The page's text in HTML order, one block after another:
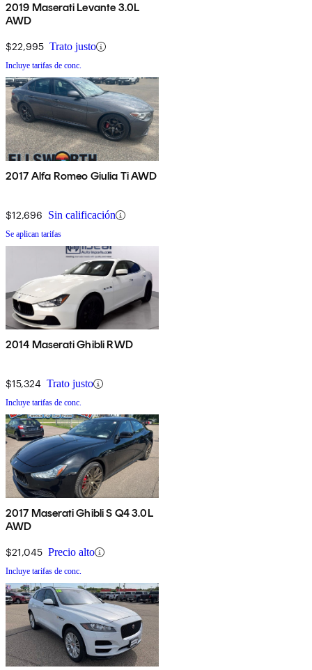
2019 Maserati Levante 3.0L
AWD
$22,995 Trato justo
Incluye tarifas de conc.
2017 Alfa Romeo Giulia Ti AWD
$12,696 Sin calificación
Se aplican tarifas
2014 Maserati Ghibli RWD
$15,324 Trato justo
Incluye tarifas de conc.
2017 Maserati Ghibli S Q4 3.0L
AWD
$21,045 Precio alto
Incluye tarifas de conc.